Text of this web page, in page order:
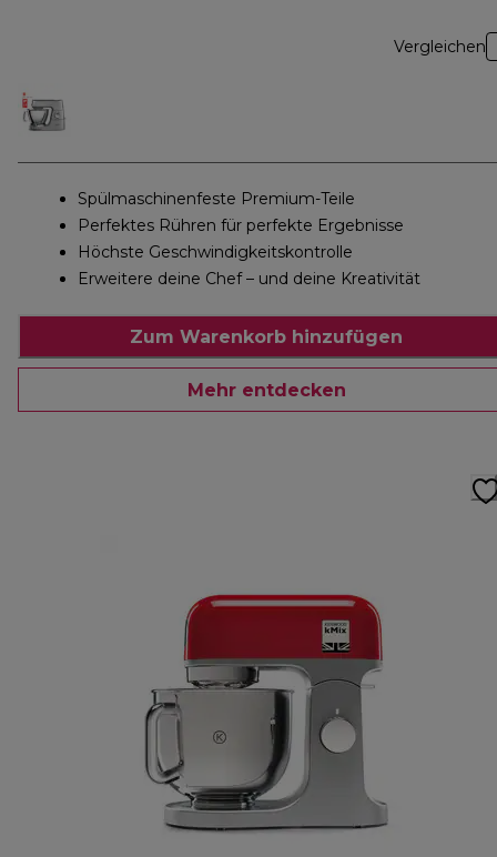
Vergleichen
Spülmaschinenfeste Premium-Teile
Perfektes Rühren für perfekte Ergebnisse
Höchste Geschwindigkeitskontrolle
Erweitere deine Chef – und deine Kreativität
Zum Warenkorb hinzufügen
Mehr entdecken